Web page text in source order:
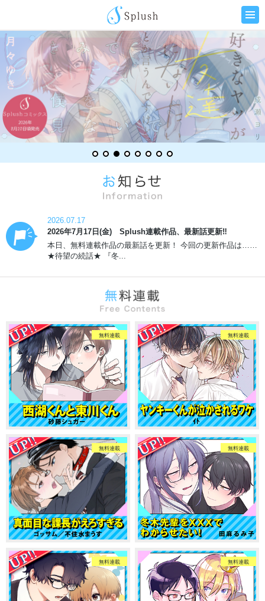
2026.07.17
2026年7月17日(金) Splush連載作品、最新話更新‼
本日、無料連載作品の最新話を更新！ 今回の更新作品は……
★待望の続話★ 『冬...
無料連載 無料連載
無料連載 無料連載
無料連載 無料連載